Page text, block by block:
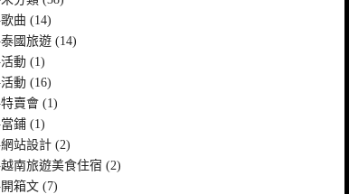
歌曲 (14)
泰國旅遊 (14)
活動 (1)
活動 (16)
特賣會 (1)
當鋪 (1)
網站設計 (2)
越南旅遊美食住宿 (2)
開箱文 (7)